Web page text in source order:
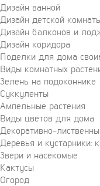
Дизайн ванной
Дизайн детской
Дизайн балконов и
Дизайн коридора
Поделки для дома
Виды комнатных
Зелень на подоконнике
Суккуленты
Ампельные растения
Виды цветов для дома
Декоративно-
Деревья и кустарники:
Звери и насекомые
Кактусы
Огород